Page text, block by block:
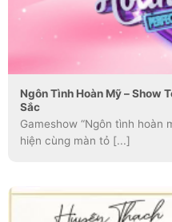
Ngôn Tình Hoàn Mỹ – Show
Sắc
Gameshow “Ngôn tình hoàn
hiện cùng màn tỏ [...]